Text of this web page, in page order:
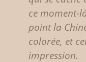
ce moment-
point la
colorée, et
impression.